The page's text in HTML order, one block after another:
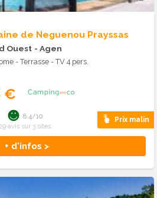
de Neguenou Prayssas
Ouest - Agen
- Terrasse - TV 4 pers.
€
Prix malin
+ d'infos >
8.4/10
avis sur 3 sites